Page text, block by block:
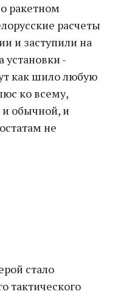
ракетном
расчеты
и заступили на
-
как шило любую
ко всему,
обычной, и
не
стало
тактического